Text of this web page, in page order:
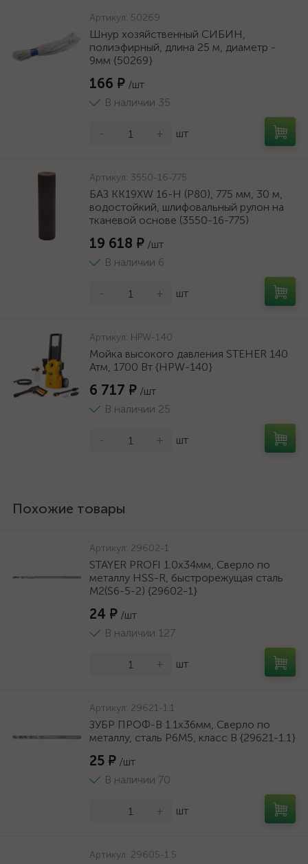
Артикул: 50269
Шнур хозяйственный СИБИН,
полиэфирный, длина 25 м, диаметр -
9мм {50269}
166 ₽ /шт
В наличии 35
- + шт
Артикул: 3550-16-775
БАЗ KK19XW 16-H (Р80), 775 мм, 30 м,
водостойкий, шлифовальный рулон на
тканевой основе (3550-16-775)
19 618 ₽ /шт
В наличии 6
- + шт
Артикул: HPW-140
Мойка высокого давления STEHER 140
Атм, 1700 Вт {HPW-140}
6 717 ₽ /шт
В наличии 25
- + шт
Похожие товары
Артикул: 29602-1
STAYER PROFI 1.0х34мм, Сверло по
металлу HSS-R, быстрорежущая сталь
М2(S6-5-2) {29602-1}
24 ₽ /шт
В наличии 127
+ шт
Артикул: 29621-1.1
ЗУБР ПРОФ-В 1.1х36мм, Сверло по
металлу, сталь Р6М5, класс В {29621-1.1}
25 ₽ /шт
В наличии 70
+ шт
Артикул: 29605-1.5